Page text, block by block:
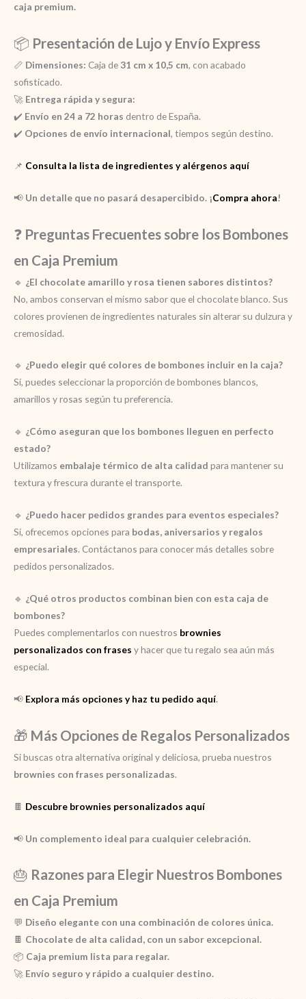
caja premium.
📦 Presentación de Lujo y Envío Express
📏 Dimensiones: Caja de 31 cm x 10,5 cm, con acabado
sofisticado.
🚀 Entrega rápida y segura:
✔️ Envío en 24 a 72 horas dentro de España.
✔️ Opciones de envío internacional, tiempos según destino.
📌 Consulta la lista de ingredientes y alérgenos aquí
📢 Un detalle que no pasará desapercibido. ¡Compra ahora!
❓ Preguntas Frecuentes sobre los Bombones
en Caja Premium
🔹 ¿El chocolate amarillo y rosa tienen sabores distintos?
No, ambos conservan el mismo sabor que el chocolate blanco. Sus
colores provienen de ingredientes naturales sin alterar su dulzura y
cremosidad.
🔹 ¿Puedo elegir qué colores de bombones incluir en la caja?
Sí, puedes seleccionar la proporción de bombones blancos,
amarillos y rosas según tu preferencia.
🔹 ¿Cómo aseguran que los bombones lleguen en perfecto
estado?
Utilizamos embalaje térmico de alta calidad para mantener su
textura y frescura durante el transporte.
🔹 ¿Puedo hacer pedidos grandes para eventos especiales?
Sí, ofrecemos opciones para bodas, aniversarios y regalos
empresariales. Contáctanos para conocer más detalles sobre
pedidos personalizados.
🔹 ¿Qué otros productos combinan bien con esta caja de
bombones?
Puedes complementarlos con nuestros brownies
personalizados con frases y hacer que tu regalo sea aún más
especial.
📢 Explora más opciones y haz tu pedido aquí.
🎁 Más Opciones de Regalos Personalizados
Si buscas otra alternativa original y deliciosa, prueba nuestros
brownies con frases personalizadas.
🍫 Descubre brownies personalizados aquí
📢 Un complemento ideal para cualquier celebración.
🎂 Razones para Elegir Nuestros Bombones
en Caja Premium
💬 Diseño elegante con una combinación de colores única.
🍫 Chocolate de alta calidad, con un sabor excepcional.
📦 Caja premium lista para regalar.
🚀 Envío seguro y rápido a cualquier destino.